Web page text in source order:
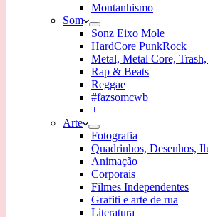
Montanhismo
Som
Sonz Eixo Mole
HardCore PunkRock
Metal, Metal Core, Trash,
Rap & Beats
Reggae
#fazsomcwb
+
Arte
Fotografia
Quadrinhos, Desenhos,
Animação
Corporais
Filmes Independentes
Grafiti e arte de rua
Literatura